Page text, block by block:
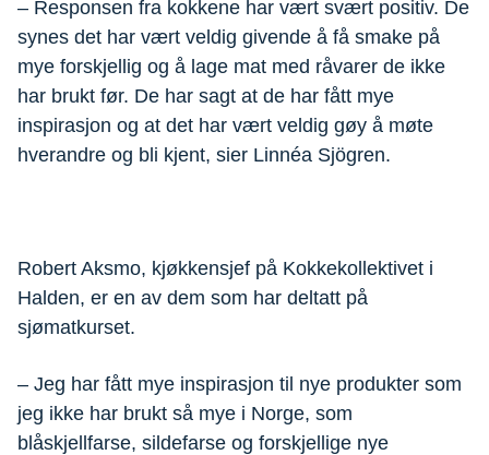
– Responsen fra kokkene har vært svært positiv. De
synes det har vært veldig givende å få smake på
mye forskjellig og å lage mat med råvarer de ikke
har brukt før. De har sagt at de har fått mye
inspirasjon og at det har vært veldig gøy å møte
hverandre og bli kjent, sier Linnéa Sjögren.
Robert Aksmo, kjøkkensjef på Kokkekollektivet i
Halden, er en av dem som har deltatt på
sjømatkurset.
– Jeg har fått mye inspirasjon til nye produkter som
jeg ikke har brukt så mye i Norge, som
blåskjellfarse, sildefarse og forskjellige nye